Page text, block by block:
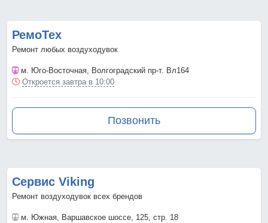
РемоТех
Ремонт любых воздуходувок
м. Юго-Восточная, Волгоградский пр-т. Вл164
Откроется завтра в 10:00
Позвонить
Сервис Viking
Ремонт воздуходувок всех брендов
м. Южная, Варшавское шоссе, 125, стр. 18